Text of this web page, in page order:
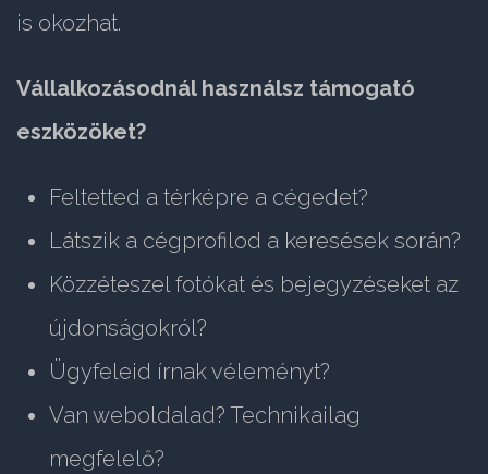
is okozhat.
Vállalkozásodnál használsz támogató
eszközöket?
Feltetted a térképre a cégedet?
Látszik a cégprofilod a keresések során?
Közzéteszel fotókat és bejegyzéseket az
újdonságokról?
Ügyfeleid írnak véleményt?
Van weboldalad? Technikailag
megfelelő?